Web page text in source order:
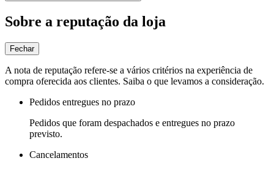
Sobre a reputação da loja
Fechar
A nota de reputação refere-se a vários critérios na experiência de
compra oferecida aos clientes. Saiba o que levamos a consideração.
Pedidos entregues no prazo
Pedidos que foram despachados e entregues no prazo
previsto.
Cancelamentos